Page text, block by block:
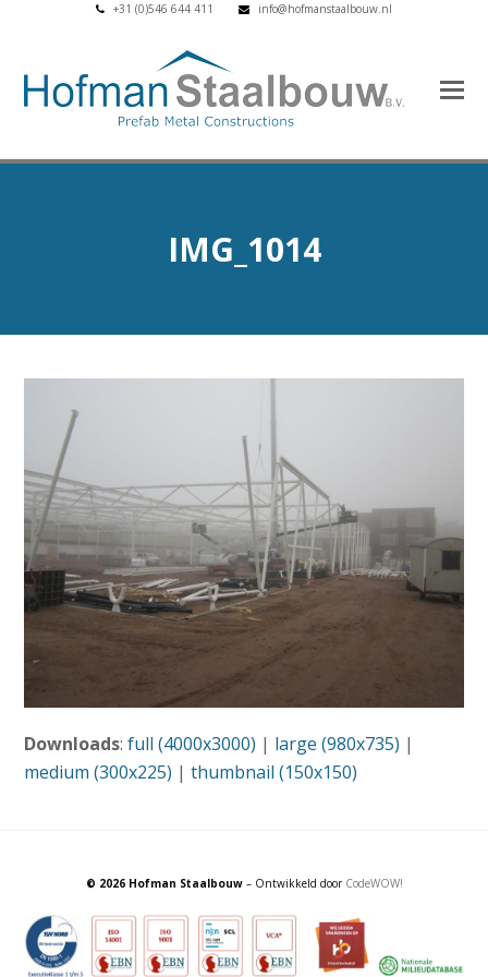
+31 (0)546 644 411 info@hofmanstaalbouw.nl
IMG_1014
Downloads:full (4000x3000) | large (980x735) |
medium (300x225) |thumbnail (150x150)
© 2026 Hofman Staalbouw– Ontwikkeld door CodeWOW!